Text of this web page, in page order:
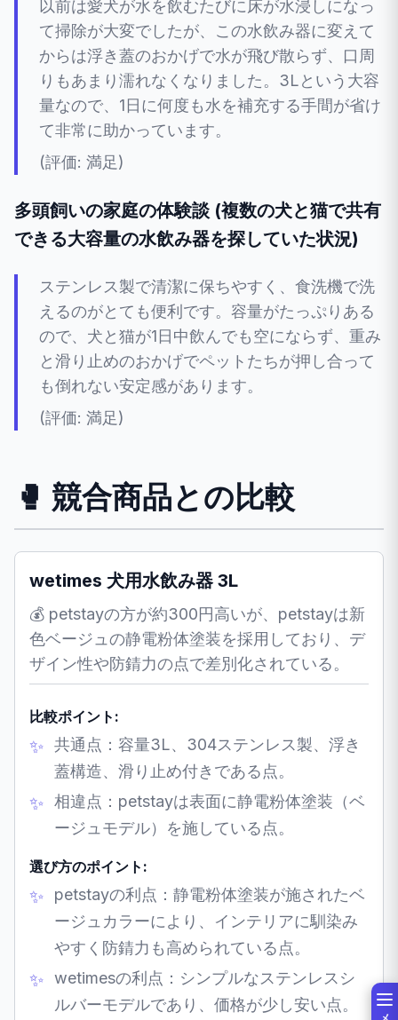
以前は愛犬が水を飲むたびに床が水浸しになっ
て掃除が大変でしたが、この水飲み器に変えて
からは浮き蓋のおかげで水が飛び散らず、口周
りもあまり濡れなくなりました。3Lという大容
量なので、1日に何度も水を補充する手間が省け
て非常に助かっています。
(評価: 満足)
多頭飼いの家庭の体験談 (複数の犬と猫で共有
できる大容量の水飲み器を探していた状況)
ステンレス製で清潔に保ちやすく、食洗機で洗
えるのがとても便利です。容量がたっぷりある
ので、犬と猫が1日中飲んでも空にならず、重み
と滑り止めのおかげでペットたちが押し合って
も倒れない安定感があります。
(評価: 満足)
🥊 競合商品との比較
wetimes 犬用水飲み器 3L
💰 petstayの方が約300円高いが、petstayは新
色ベージュの静電粉体塗装を採用しており、デ
ザイン性や防錆力の点で差別化されている。
比較ポイント:
共通点：容量3L、304ステンレス製、浮き
蓋構造、滑り止め付きである点。
相違点：petstayは表面に静電粉体塗装（ベ
ージュモデル）を施している点。
選び方のポイント:
petstayの利点：静電粉体塗装が施されたベ
ージュカラーにより、インテリアに馴染み
やすく防錆力も高められている点。
wetimesの利点：シンプルなステンレスシ
ルバーモデルであり、価格が少し安い点。